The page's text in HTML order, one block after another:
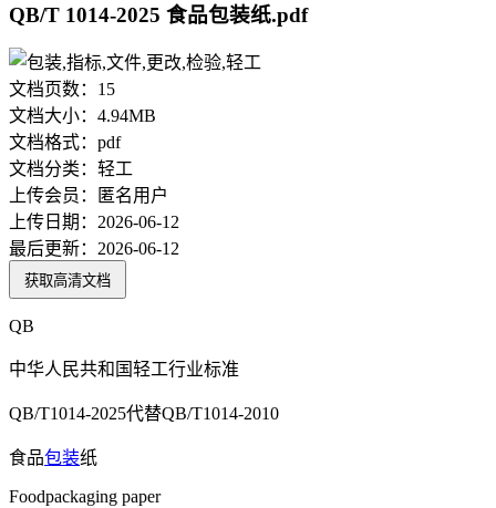
QB/T 1014-2025 食品包装纸.pdf
文档页数： 15
文档大小： 4.94MB
文档格式： pdf
文档分类： 轻工
上传会员：
匿名用户
上传日期： 2026-06-12
最后更新： 2026-06-12
获取高清文档
QB
中华人民共和国轻工行业标准
QB/T1014-2025代替QB/T1014-2010
食品包装纸
Foodpackaging paper